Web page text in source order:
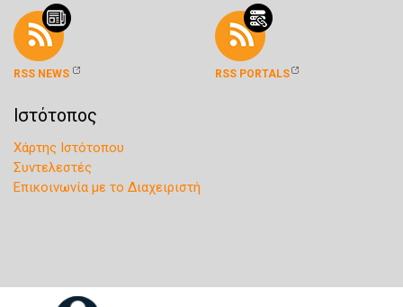
RSS NEWS RSS PORTALS
Ιστότοπος
Χάρτης Ιστότοπου
Συντελεστές
Επικοινωνία με το Διαχειριστή